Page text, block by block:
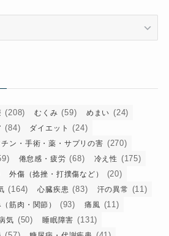
(208) むくみ (59) めまい (24)
(84) ダイエット (24)
チン・手術・薬・サプリの害 (270)
倦怠感・疲労 (68) 冷え性 (175)
外傷（捻挫・打撲傷など） (20)
(164) 心臓疾患 (83) 汗の異常 (11)
筋肉・関節） (93) 痛風 (11)
気 (50) 睡眠障害 (131)